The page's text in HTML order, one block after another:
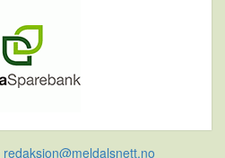
redaksjon@meldalsnett.no